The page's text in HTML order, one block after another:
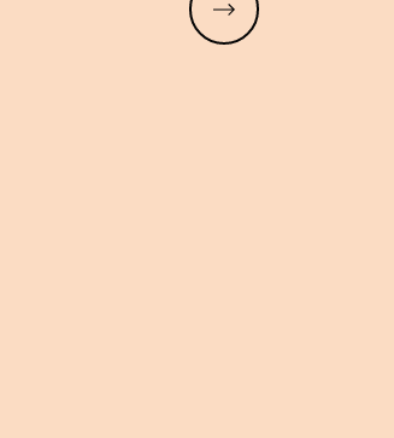
Meer lezen